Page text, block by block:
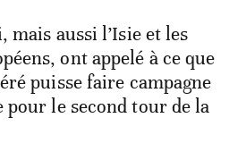
mais aussi l’Isie et les
ont appelé à ce que
puisse faire campagne
pour le second tour de la